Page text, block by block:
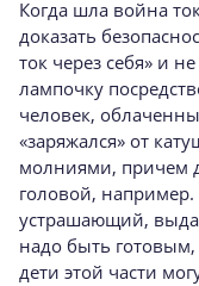
Когда шла война
доказать
ток через себя» и
лампочку
человек,
«заряжался» от
молниями, причем
головой, например.
устрашающий,
надо быть
дети этой части